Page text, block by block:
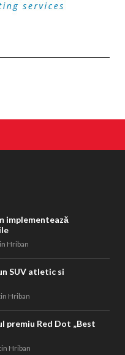
implementează
Hriban
SUV atletic si
Hriban
premiu Red Dot „Best
Hriban